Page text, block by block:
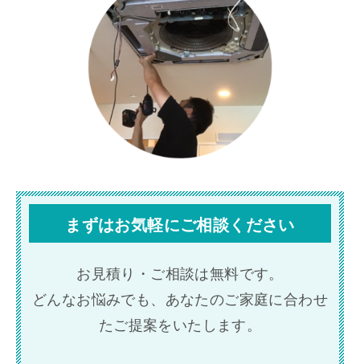
まずはお気軽にご相談ください
お見積り・ご相談は無料です。
どんなお悩みでも、あなたのご家庭に合わせ
たご提案をいたします。